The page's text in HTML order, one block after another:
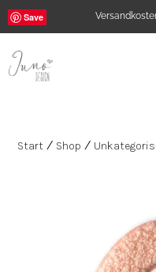
Save
Start / Shop /